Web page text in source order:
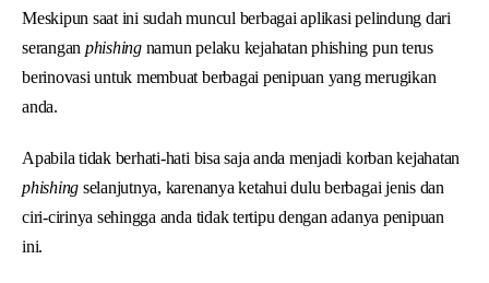
Meskipun saat ini sudah muncul berbagai aplikasi pelindung dari
serangan phishingnamun pelaku kejahatan phishing pun terus
berinovasi untuk membuat berbagai penipuan yang merugikan
anda.
Apabila tidak berhati-hati bisa saja anda menjadi korban kejahatan
phishing selanjutnya, karenanya ketahui dulu berbagai jenis dan
ciri-cirinya sehingga anda tidak tertipu dengan adanya penipuan
ini.